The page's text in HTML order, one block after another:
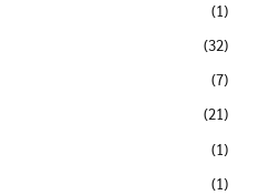
(1)
(32)
(7)
(21)
(1)
(1)